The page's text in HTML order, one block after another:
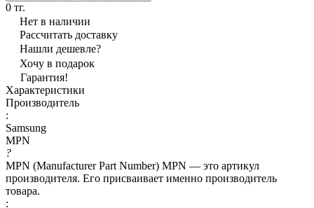
0 тг.
Нет в наличии
Рассчитать доставку
Нашли дешевле?
Хочу в подарок
Гарантия!
Характеристики
Производитель
:
Samsung
MPN
?
MPN (Manufacturer Part Number) MPN — это артикул
производителя. Его присваивает именно производитель
товара.
: